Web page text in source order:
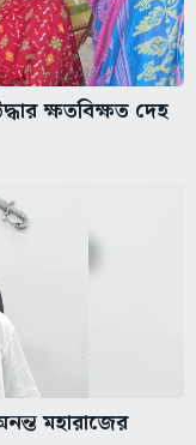
ক্ষতবিক্ষত দেহ
মহারাজের